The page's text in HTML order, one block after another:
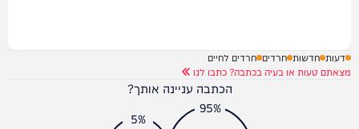
דעות חדשות חרדים חרדים לחיים
מצאתם טעות או בעיה בכתבה? כתבו לנו
הכתבה עניינה אותך?
95%
5%